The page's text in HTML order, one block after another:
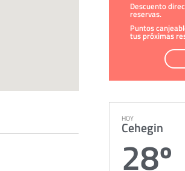
Descuento
reservas.
Puntos
tus próximas
HOY
Cehegin
28º